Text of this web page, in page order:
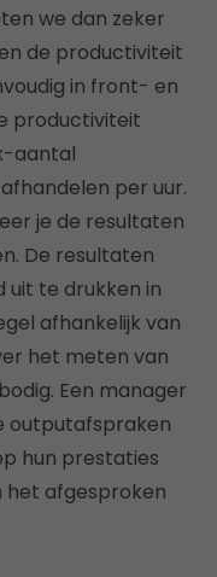
we dan zeker
de productiviteit
in front- en
productiviteit
aantal
per uur.
je de resultaten
De resultaten
uit te drukken in
afhankelijk van
het meten van
Een manager
outputafspraken
hun prestaties
het afgesproken